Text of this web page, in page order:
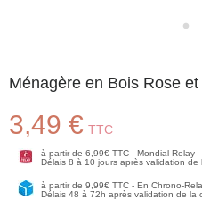
Ménagère en Bois Rose
3,49 € TTC
à partir de 6,99€ TTC - Mondial Relay
Délais 8 à 10 jours après validation de
à partir de 9,99€ TTC - En Chrono-
Délais 48 à 72h après validation de la